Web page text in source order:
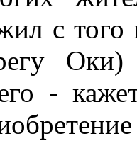
с того
-